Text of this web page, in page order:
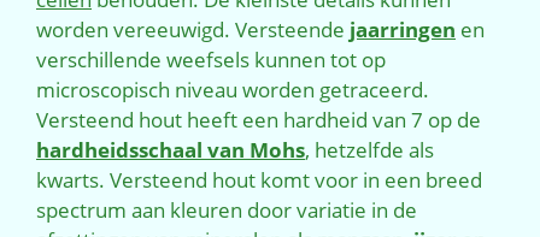
worden vereeuwigd. Versteende jaarringen en
verschillende weefsels kunnen tot op
microscopisch niveau worden getraceerd.
Versteend hout heeft een hardheid van 7 op de
hardheidsschaal van Mohs, hetzelfde als
kwarts. Versteend hout komt voor in een breed
spectrum aan kleuren door variatie in de